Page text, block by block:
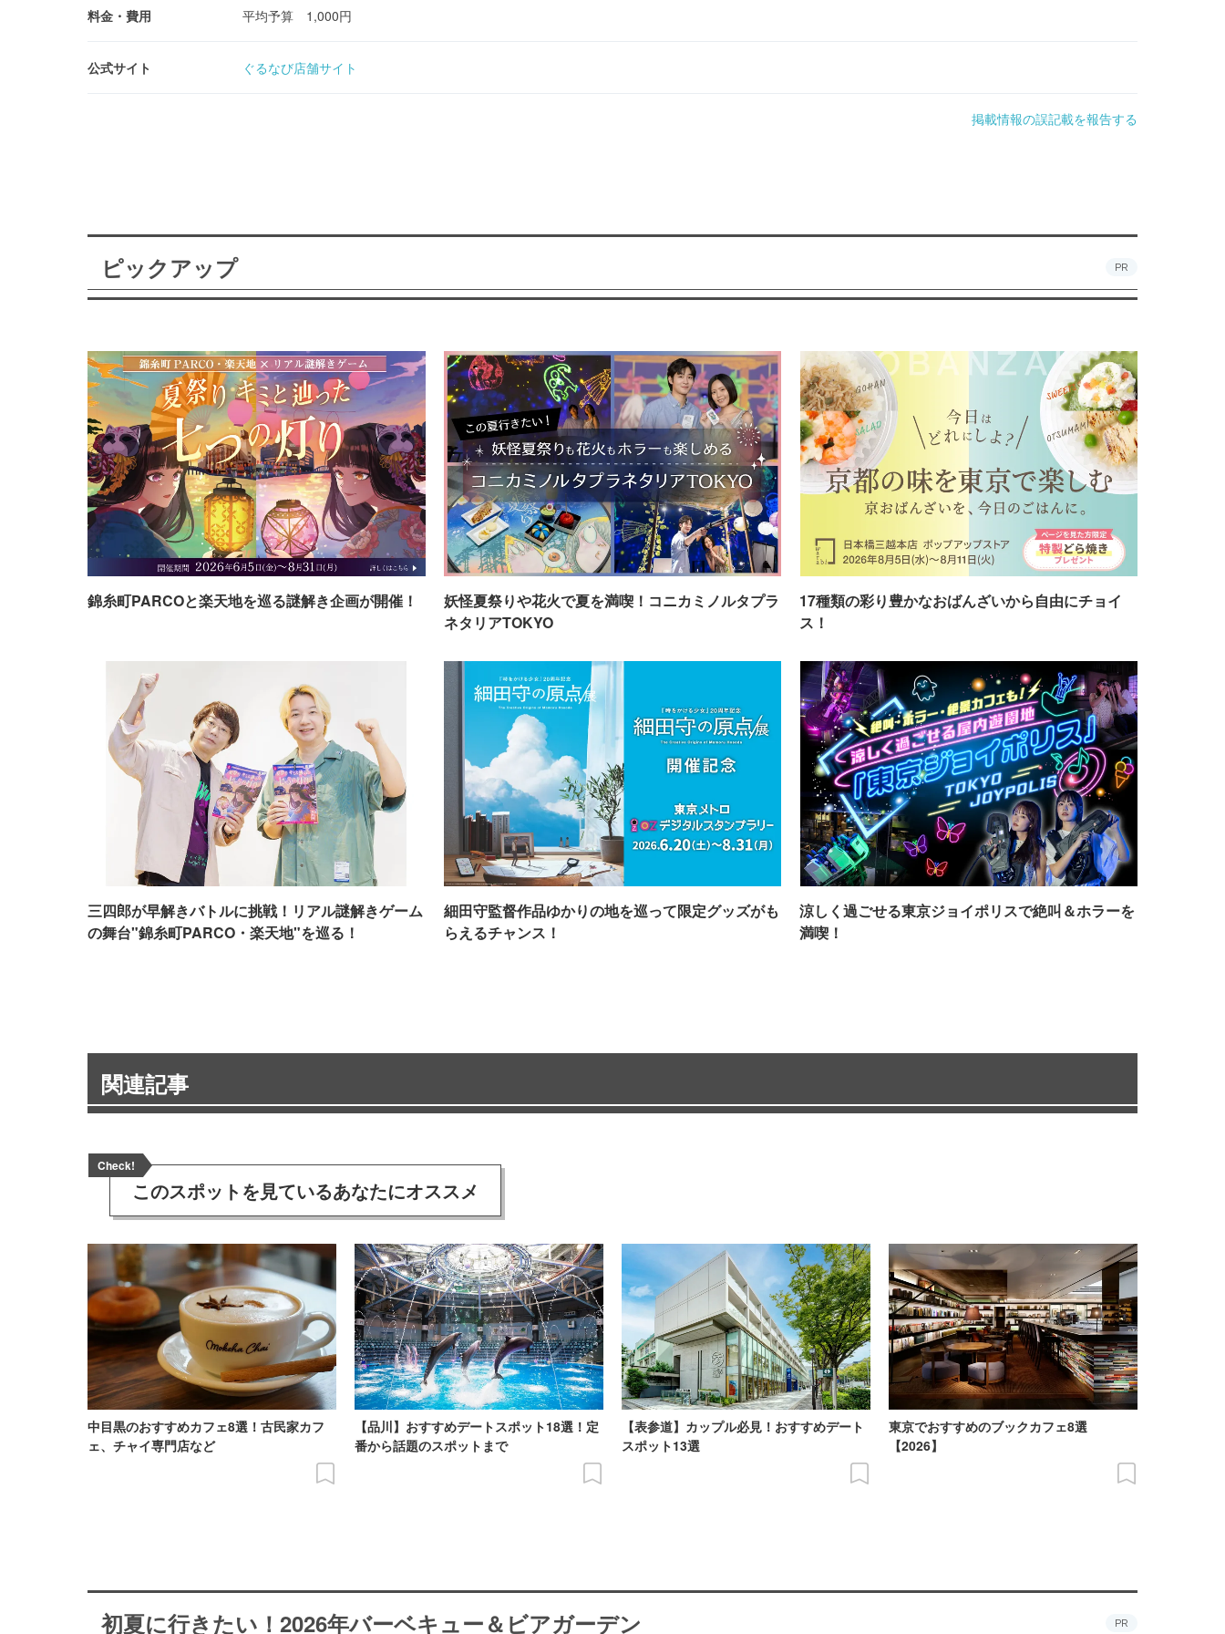
料金・費用 平均予算 1,000円
公式サイト ぐるなび店舗サイト
掲載情報の誤記載を報告する
ピックアップ PR
錦糸町PARCOと楽天地を巡る謎解き企画が開催！
妖怪夏祭りや花火で夏を満喫！コニカミノルタプラ
ネタリアTOKYO
17種類の彩り豊かなおばんざいから自由にチョイ
ス！
三四郎が早解きバトルに挑戦！リアル謎解きゲーム
の舞台"錦糸町PARCO・楽天地"を巡る！
細田守監督作品ゆかりの地を巡って限定グッズがも
らえるチャンス！
涼しく過ごせる東京ジョイポリスで絶叫＆ホラーを
満喫！
関連記事
Check!
このスポットを見ているあなたにオススメ
中目黒のおすすめカフェ8選！古民家カフ
ェ、チャイ専門店など
【品川】おすすめデートスポット18選！定
番から話題のスポットまで
【表参道】カップル必見！おすすめデート
スポット13選
東京でおすすめのブックカフェ8選
【2026】
初夏に行きたい！2026年バーベキュー＆ビアガーデン PR